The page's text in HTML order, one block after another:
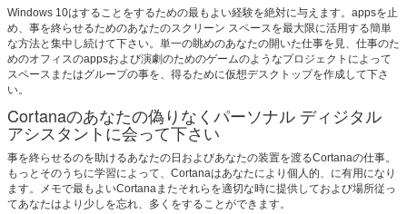
Windows 10はすることをするための最もよい経験を絶対に与えます。appsを止
め、事を終らせるためのあなたのスクリーン スペースを最大限に活用する簡単
な方法と集中し続けて下さい。単一の眺めのあなたの開いた仕事を見、仕事のた
めのオフィスのappsおよび演劇のためのゲームのようなプロジェクトによって
スペースまたはグループの事を、得るために仮想デスクトップを作成して下さ
い。
Cortanaのあなたの偽りなくパーソナル ディジタル
アシスタントに会って下さい
事を終らせるのを助けるあなたの日およびあなたの装置を渡るCortanaの仕事。
もっとそのうちに学習によって、Cortanaはあなたにより個人的、に有用になり
ます。メモで最もよいCortanaまたそれらを適切な時に提供しておよび場所従っ
てあなたはより少しを忘れ、多くをすることができます。